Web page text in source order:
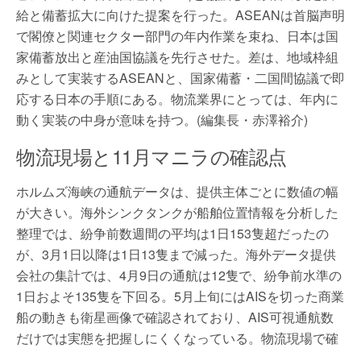
給と備蓄拡大に向けた提案を行った。ASEANは首脳声明
で閣僚と関連セクター部門の年内作業を束ね、日本は国
家備蓄放出と産油国協議を先行させた。差は、地域枠組
みとして実装するASEANと、国家備蓄・二国間協議で即
応する日本の手順にある。物流業界にとっては、年内に
動く実装の中身が意味を持つ。(編集長・赤澤裕介)
物流現場と11月マニラの確認点
ホルムズ海峡の通航データは、提供主体ごとに数値の幅
が大きい。海外シンクタンクが船舶位置情報を分析した
整理では、紛争前数週間の平均は1日153隻超だったの
が、3月1日以降は1日13隻まで減った。海外データ提供
会社の集計では、4月9日の通航は12隻で、紛争前水準の
1日およそ135隻を下回る。5月上旬にはAISを切った商業
船の動きも衛星画像で確認されており、AIS可視通航数
だけでは実態を把握しにくくなっている。物流現場で確